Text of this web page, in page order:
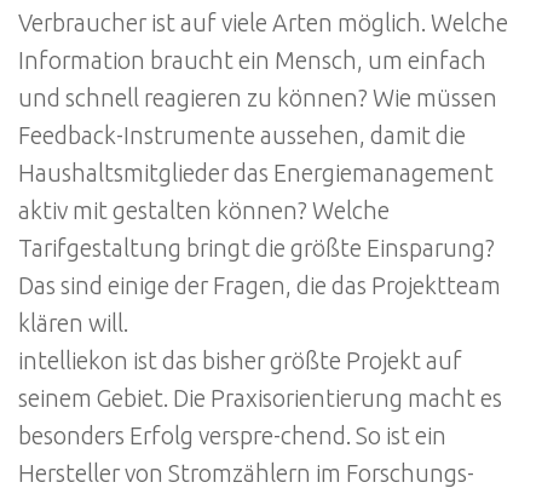
Verbraucher ist auf viele Arten möglich. Welche
Information braucht ein Mensch, um einfach
und schnell reagieren zu können? Wie müssen
Feedback-Instrumente aussehen, damit die
Haushaltsmitglieder das Energiemanagement
aktiv mit gestalten können? Welche
Tarifgestaltung bringt die größte Einsparung?
Das sind einige der Fragen, die das Projektteam
klären will.
intelliekon ist das bisher größte Projekt auf
seinem Gebiet. Die Praxisorientierung macht es
besonders Erfolg verspre-chend. So ist ein
Hersteller von Stromzählern im Forschungs-